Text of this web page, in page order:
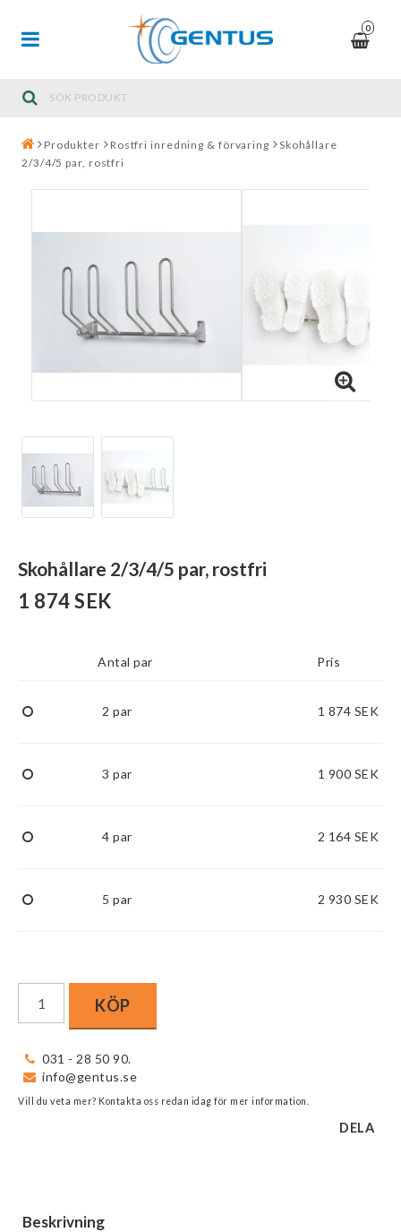
0
Produkter Rostfri inredning & förvaring
Skohållare
2/3/4/5 par, rostfri
Skohållare 2/3/4/5 par, rostfri
1 874 SEK
Antal par Pris
2 par 1 874 SEK
3 par 1 900 SEK
4 par 2 164 SEK
5 par 2 930 SEK
KÖP
031 - 28 50 90.
info@gentus.se
Vill du veta mer? Kontakta oss redan idag för mer information.
DELA
Beskrivning